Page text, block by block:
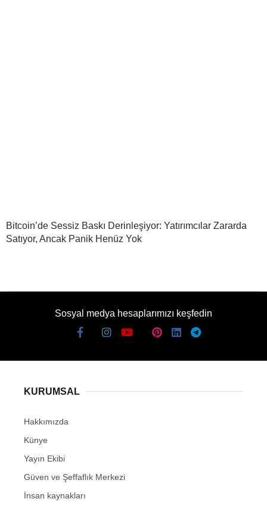
Bitcoin’de Sessiz Baskı Derinleşiyor: Yatırımcılar Zararda
Satıyor, Ancak Panik Henüz Yok
Sosyal medya hesaplarımızı keşfedin
KURUMSAL
Hakkımızda
Künye
Yayın Ekibi
Güven ve Şeffaflık Merkezi
İnsan kaynakları